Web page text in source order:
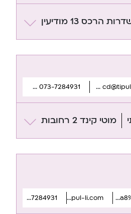
הרכס 13 מודיעין
073-7284931
מוטי קינד 2 רחובות
073-7284931 cd@tipul-li.com https://tipul-li.com/channels/developmental-centers/%d7%a8%d7%90%d7%a9%d7%95%d7%9f-%d7%9c%d7%a6%d7%99%d7%95%d7%9f/